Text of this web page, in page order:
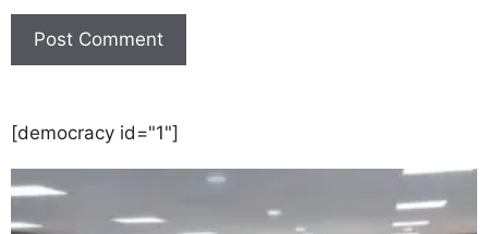
[democracy id="1"]